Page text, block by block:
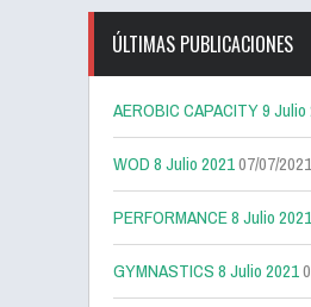
ÚLTIMAS PUBLICACIONES
AEROBIC CAPACITY 9 Julio
WOD 8 Julio 202107/07/2021
PERFORMANCE 8 Julio 2021
GYMNASTICS 8 Julio 2021